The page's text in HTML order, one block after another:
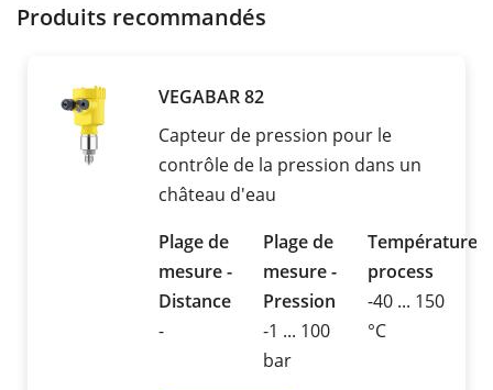
Produits recommandés
VEGABAR 82
Capteur de pression pour le
contrôle de la pression dans un
château d'eau
Plage de
mesure -
Distance
-
Plage de
mesure -
Pression
-1 ... 100
bar
Température
process
-40 ... 150
°C